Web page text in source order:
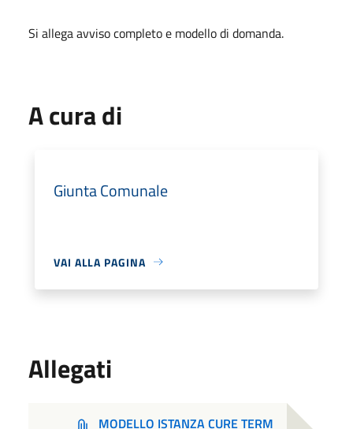
Si allega avviso completo e modello di domanda.
A cura di
Giunta Comunale
VAI ALLA PAGINA
Allegati
MODELLO ISTANZA CURE TERM